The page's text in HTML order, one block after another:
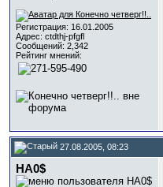
Регистрация: 16.01.2005
Адрес: ctdthj-pfgfl
Сообщений: 2,342
Рейтинг мнений:
27.08.2005, 08:23
HA0$